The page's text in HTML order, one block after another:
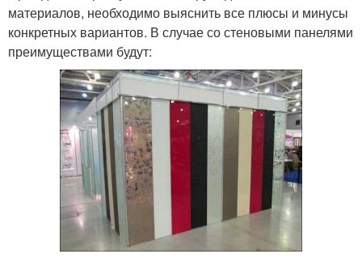
материалов, необходимо выяснить все плюсы и минусы
конкретных вариантов. В случае со стеновыми панелями
преимуществами будут: